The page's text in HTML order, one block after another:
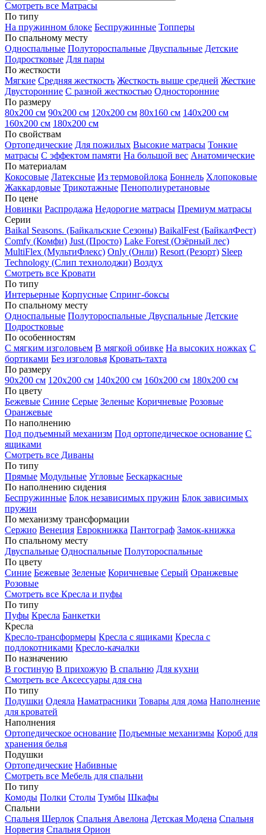
Смотреть все Матрасы
По типу
На пружинном блоке Беспружинные Топперы
По спальному месту
Односпальные Полутороспальные Двуспальные Детские
Подростковые Для пары
По жесткости
Мягкие Средняя жесткость Жесткость выше средней Жесткие
Двусторонние С разной жесткостью Односторонние
По размеру
80х200 см 90х200 см 120х200 см 80х160 см 140х200 см
160х200 см 180х200 см
По свойствам
Ортопедические Для пожилых Высокие матрасы Тонкие
матрасы С эффектом памяти На большой вес Анатомические
По материалам
Кокосовые Латексные Из термовойлока Боннель Хлопоковые
Жаккардовые Трикотажные Пенополиуретановые
По цене
Новинки Распродажа Недорогие матрасы Премиум матрасы
Серии
Baikal Seasons. (Байкальские Сезоны) BaikalFest (БайкалФест)
Comfy (Комфи) Just (Просто) Lake Forest (Озёрный лес)
MultiFlex (МультиФлекс) Only (Онли) Resort (Резорт) Sleep
Technology (Слип технолоджи) Воздух
Смотреть все Кровати
По типу
Интерьерные Корпусные Спринг-боксы
По спальному месту
Односпальные Полутороспальные Двуспальные Детские
Подростковые
По особенностям
С мягким изголовьем В мягкой обивке На высоких ножках С
бортиками Без изголовья Кровать-тахта
По размеру
90х200 см 120х200 см 140х200 см 160х200 см 180х200 см
По цвету
Бежевые Синие Серые Зеленые Коричневые Розовые
Оранжевые
По наполнению
Под подъемный механизм Под ортопедическое основание С
ящиками
Смотреть все Диваны
По типу
Прямые Модульные Угловые Бескаркасные
По наполнению сидения
Беспружинные Блок независимых пружин Блок зависимых
пружин
По механизму трансформации
Сержио Венеция Еврокнижка Пантограф Замок-книжка
По спальному месту
Двуспальные Односпальные Полутороспальные
По цвету
Синие Бежевые Зеленые Коричневые Серый Оранжевые
Розовые
Смотреть все Кресла и пуфы
По типу
Пуфы Кресла Банкетки
Кресла
Кресло-трансформеры Кресла с ящиками Кресла с
подлокотниками Кресло-качалки
По назначению
В гостиную В прихожую В спальню Для кухни
Смотреть все Аксессуары для сна
По типу
Подушки Одеяла Наматрасники Товары для дома Наполнение
для кроватей
Наполнения
Ортопедическое основание Подъемные механизмы Короб для
хранения белья
Подушки
Ортопедические Набивные
Смотреть все Мебель для спальни
По типу
Комоды Полки Столы Тумбы Шкафы
Спальни
Спальня Шерлок Спальня Авелона Детская Модена Спальня
Норвегия Спальня Орион